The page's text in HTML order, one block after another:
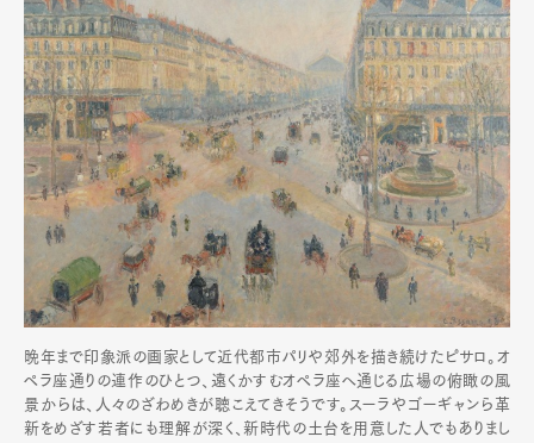
晩年まで印象派の画家として近代都市パリや郊外を描き続けたピサロ。オ
ペラ座通りの連作のひとつ、遠くかすむオペラ座へ通じる広場の俯瞰の風
景からは、人々のざわめきが聴こえてきそうです。スーラやゴーギャンら革
新をめざす若者にも理解が深く、新時代の土台を用意した人でもありまし